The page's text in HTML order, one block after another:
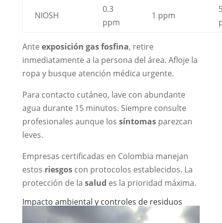
NIOSH
0.3
ppm
1 ppm
Ante exposición gas fosfina, retire
inmediatamente a la persona del área. Afloje la
ropa y busque atención médica urgente.
Para contacto cutáneo, lave con abundante
agua durante 15 minutos. Siempre consulte
profesionales aunque los síntomasparezcan
leves.
Empresas certificadas en Colombia manejan
estos riesgoscon protocolos establecidos. La
protección de la salud es la prioridad máxima.
Impacto ambiental y controles de residuos